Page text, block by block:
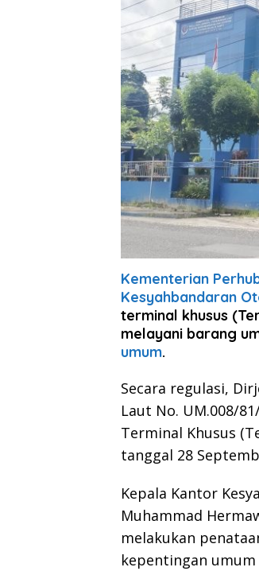
Kementerian
Kesyahbandaran
terminal khusus
melayani barang
umum.
Secara regulasi,
Laut No. UM.008/
Terminal Khusus
tanggal 28
Kepala Kantor
Muhammad
melakukan
kepentingan umum